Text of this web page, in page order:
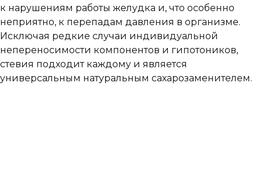
к нарушениям работы желудка и, что особенно
неприятно, к перепадам давления в организме.
Исключая редкие случаи индивидуальной
непереносимости компонентов и гипотоников,
стевия подходит каждому и является
универсальным натуральным сахарозаменителем.